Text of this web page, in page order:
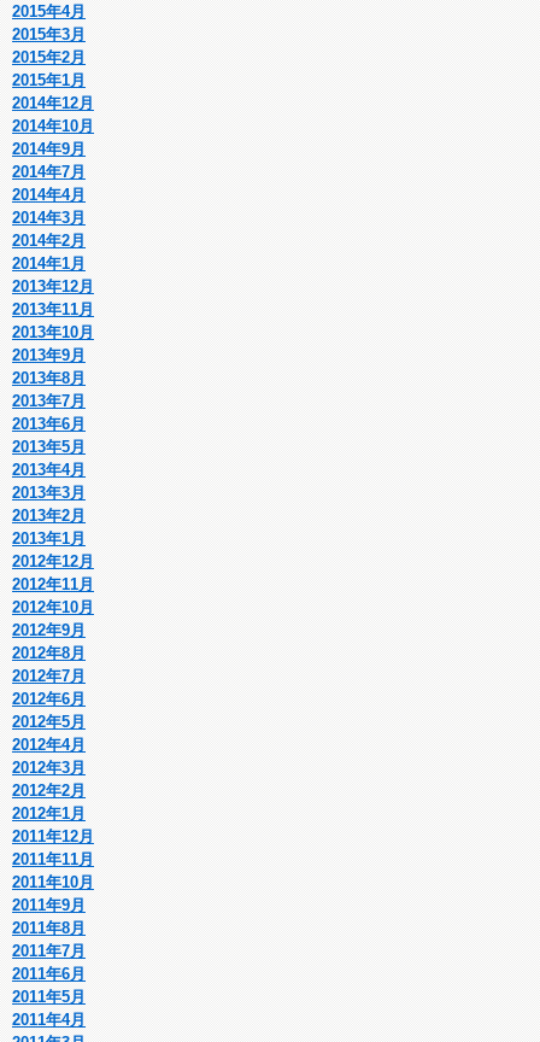
2015年4月
2015年3月
2015年2月
2015年1月
2014年12月
2014年10月
2014年9月
2014年7月
2014年4月
2014年3月
2014年2月
2014年1月
2013年12月
2013年11月
2013年10月
2013年9月
2013年8月
2013年7月
2013年6月
2013年5月
2013年4月
2013年3月
2013年2月
2013年1月
2012年12月
2012年11月
2012年10月
2012年9月
2012年8月
2012年7月
2012年6月
2012年5月
2012年4月
2012年3月
2012年2月
2012年1月
2011年12月
2011年11月
2011年10月
2011年9月
2011年8月
2011年7月
2011年6月
2011年5月
2011年4月